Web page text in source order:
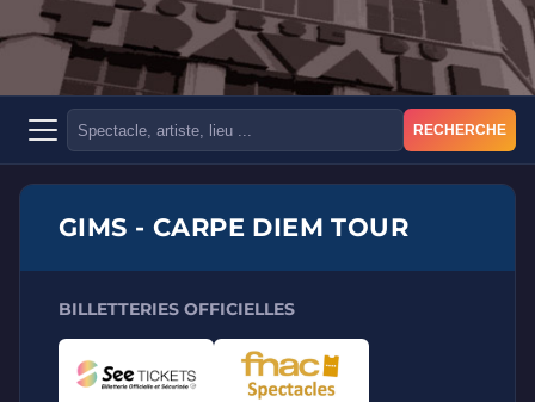
RECHERCHE
GIMS - CARPE DIEM TOUR
BILLETTERIES OFFICIELLES